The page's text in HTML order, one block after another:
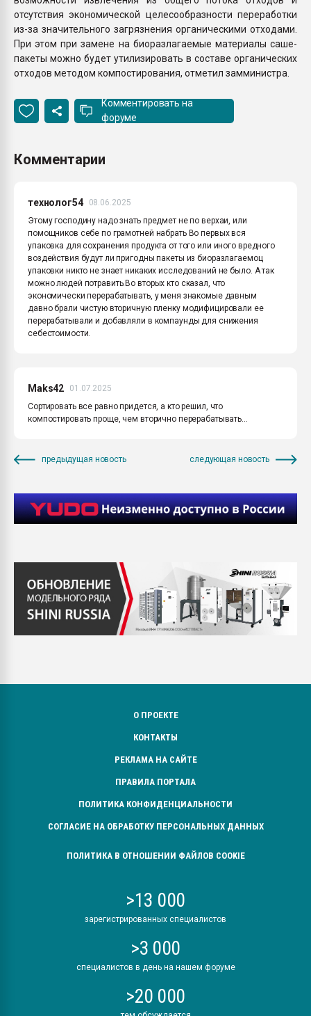
отсутствия экономической целесообразности переработки
из-за значительного загрязнения органическими отходами.
При этом при замене на биоразлагаемые материалы саше-
пакеты можно будет утилизировать в составе органических
отходов методом компостирования, отметил замминистра.
Комментировать на
форуме
Комментарии
технолог54
08.06.2025
Этому господину надо знать предмет не по верхаи, или
помощников себе по грамотней набрать Во первых вся
упаковка для сохранения продукта от того или иного вредного
воздействия будут ли пригодны пакеты из биоразлагаемоц
упаковки никто не знает никаких исследований не было. А так
можно людей потравить.Во вторых кто сказал, что
экономически перерабатывать, у меня знакомые давным
давно брали чистую вторичную пленку модифицировали ее
перерабатывали и добавляли в компаунды для снижения
себестоимости.
Maks42
01.07.2025
Сортировать все равно придется, а кто решил, что
компостировать проще, чем вторично перерабатывать...
предыдущая новость следующая новость
О ПРОЕКТЕ
КОНТАКТЫ
РЕКЛАМА НА САЙТЕ
ПРАВИЛА ПОРТАЛА
ПОЛИТИКА КОНФИДЕНЦИАЛЬНОСТИ
СОГЛАСИЕ НА ОБРАБОТКУ ПЕРСОНАЛЬНЫХ ДАННЫХ
ПОЛИТИКА В ОТНОШЕНИИ ФАЙЛОВ COOKIE
>13 000
зарегистрированных специалистов
>3 000
специалистов в день на нашем форуме
>20 000